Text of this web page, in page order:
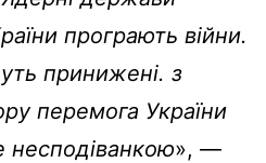
програють війни.
принижені. з
перемога України
несподіванкою», —